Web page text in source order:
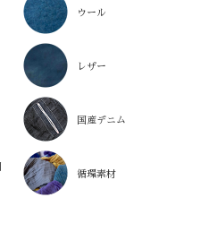
ウール
レザー
国産デニム
循環素材